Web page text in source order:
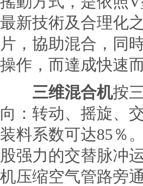
最新技術及合理化
片，協助混合，同
操作，而達成快速
三维混合机按
向：转动、摇旋、
装料系数可达85％
股强力的交替脉冲
机压缩空气管路旁